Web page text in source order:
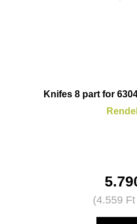
Knifes 8 part for
(4.559 Ft